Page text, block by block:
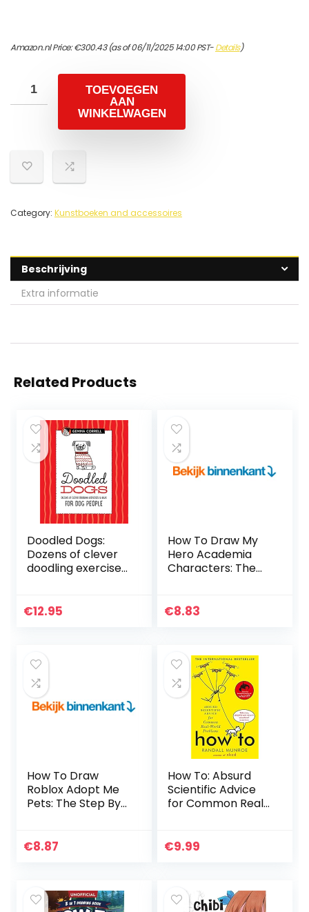
Amazon.nl Price:€300.43(as of 06/11/2025 14:00 PST-Details)
TOEVOEGEN
AAN
WINKELWAGEN
Category: Kunstboeken and accessoires
Beschrijving
Extra informatie
Related Products
Doodled Dogs:
Dozens of clever
doodling exercises
€12.95
How To Draw My
Hero Academia
Characters: The
Cute My Hero
€8.83
How To Draw
Roblox Adopt Me
Pets: The Step By
Roblox Adopt Me
€8.87
How To: Absurd
Scientific Advice
for Common Real-
Munroe of xkcd
€9.99